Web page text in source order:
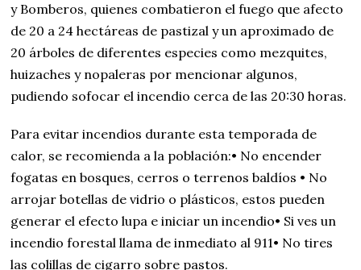
y Bomberos, quienes combatieron el fuego que afecto
de 20 a 24 hectáreas de pastizal y un aproximado de
20 árboles de diferentes especies como mezquites,
huizaches y nopaleras por mencionar algunos,
pudiendo sofocar el incendio cerca de las 20:30 horas.
Para evitar incendios durante esta temporada de
calor, se recomienda a la población:• No encender
fogatas en bosques, cerros o terrenos baldíos • No
arrojar botellas de vidrio o plásticos, estos pueden
generar el efecto lupa e iniciar un incendio• Si ves un
incendio forestal llama de inmediato al 911• No tires
las colillas de cigarro sobre pastos.